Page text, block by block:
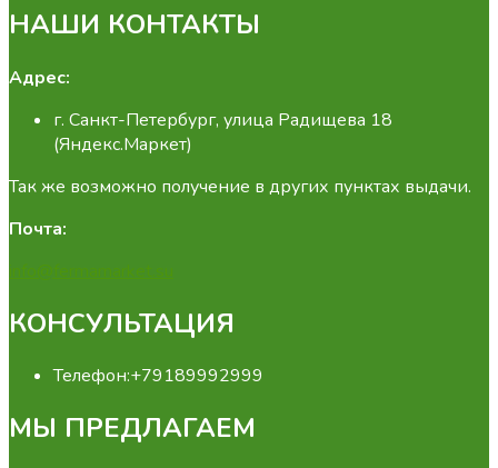
НАШИ КОНТАКТЫ
Адрес:
г. Санкт-Петербург, улица Радищева 18
(Яндекс.Маркет)
Так же возможно получение в других пунктах выдачи.
Почта:
info@fermamarket.su
КОНСУЛЬТАЦИЯ
Телефон:+79189992999
МЫ ПРЕДЛАГАЕМ